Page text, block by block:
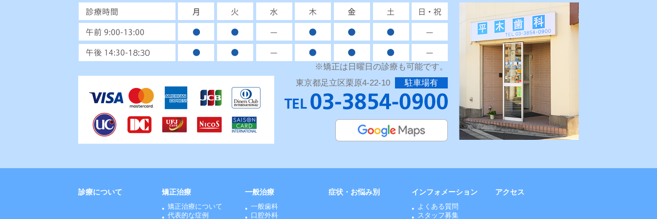
※矯正は日曜日の診療も可能です。
東京都足立区栗原4-22-10
駐車場有
診療について 矯正治療
矯正治療について
代表的な症例
一般治療
一般歯科
口腔外科
症状・お悩み別 インフォメーション
よくある質問
スタッフ募集
アクセス